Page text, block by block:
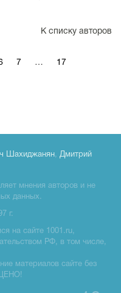
К списку авторов
7 … 17
Шахиджанян, Дмитрий
мнения авторов и не
данных.
г.
на сайте 1001.ru,
РФ, в том числе,
материалов сайте без